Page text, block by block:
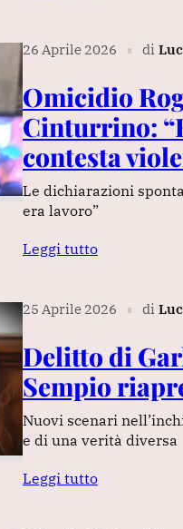
26 Aprile 2026 ∎ di
Omicidio
Cinturrino:
contesta
Le dichiarazioni
era lavoro”
Leggi tutto
25 Aprile 2026 ∎ di
Delitto di
Sempio
Nuovi scenari
e di una verità diversa
Leggi tutto